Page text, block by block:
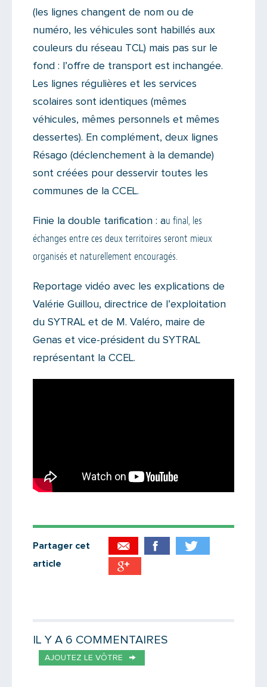
(les lignes changent de nom ou de
numéro, les véhicules sont habillés aux
couleurs du réseau TCL) mais pas sur le
fond : l’offre de transport est inchangée.
Les lignes régulières et les services
scolaires sont identiques (mêmes
véhicules, mêmes personnels et mêmes
dessertes). En complément, deux lignes
Résago (déclenchement à la demande)
sont créées pour desservir toutes les
communes de la CCEL.
Finie la double tarification : au final, les
échanges entre ces deux territoires seront mieux
organisés et naturellement encouragés.
Reportage vidéo avec les explications de
Valérie Guillou, directrice de l’exploitation
du SYTRAL et de M. Valéro, maire de
Genas et vice-président du SYTRAL
représentant la CCEL.
Partager cet
article
IL Y A 6 COMMENTAIRES
AJOUTEZ LE VÔTRE